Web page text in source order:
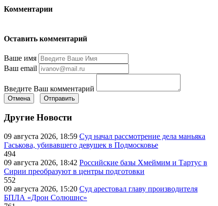
Комментарии
Оставить комментарий
Ваше имя
Ваш email
Введите Ваш комментарий
Отмена Отправить
Другие Новости
09 августа 2026, 18:59 Суд начал рассмотрение дела маньяка
Гаськова, убивавшего девушек в Подмосковье
494
09 августа 2026, 18:42 Российские базы Хмеймим и Тартус в
Сирии преобразуют в центры подготовки
552
09 августа 2026, 15:20 Суд арестовал главу производителя
БПЛА «Дрон Солюшнс»